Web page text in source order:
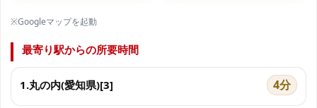
※Googleマップを起動
最寄り駅からの所要時間
1.丸の内(愛知県)[3] 4分